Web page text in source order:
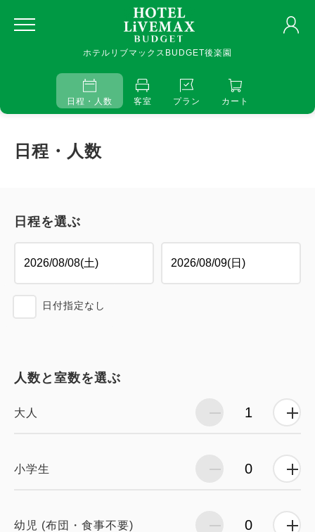
ホテルリブマックスBUDGET後楽園
日程・人数 客室 プラン カート
日程・人数
日程を選ぶ
日付指定なし
人数と室数を選ぶ
大人
小学生
幼児 (布団・食事不要)